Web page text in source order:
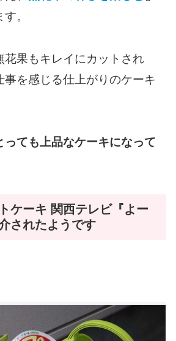
。
花果もキレイにカットされ
事を感じる仕上がりのケーキ
っても上品なケーキになって
ケーキ 関西テレビ『よー
されたようです